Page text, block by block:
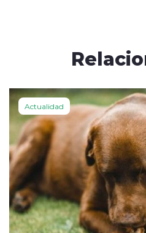
Actualidad